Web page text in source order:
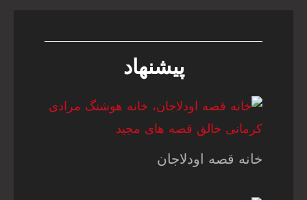
پیشنهاد
خانه قصه اودلاجان